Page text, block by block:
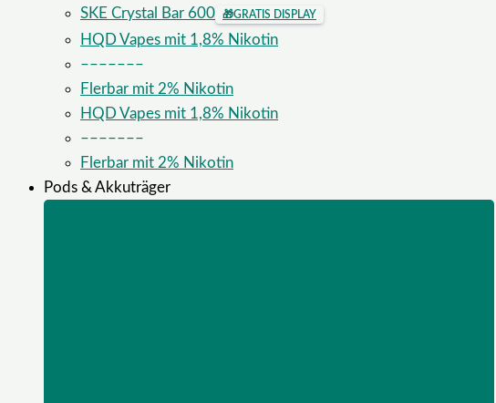
SKE Crystal Bar 600
🎁GRATIS DISPLAY
HQD Vapes mit 1,8% Nikotin
–––––––
Flerbar mit 2% Nikotin
HQD Vapes mit 1,8% Nikotin
–––––––
Flerbar mit 2% Nikotin
Pods & Akkuträger